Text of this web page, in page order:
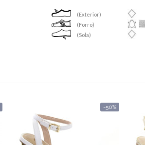
(Exterior)
(Forro)
(Sola)
-50%